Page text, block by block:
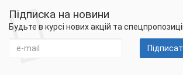
Підписка на новини
Будьте в курсі нових акцій та